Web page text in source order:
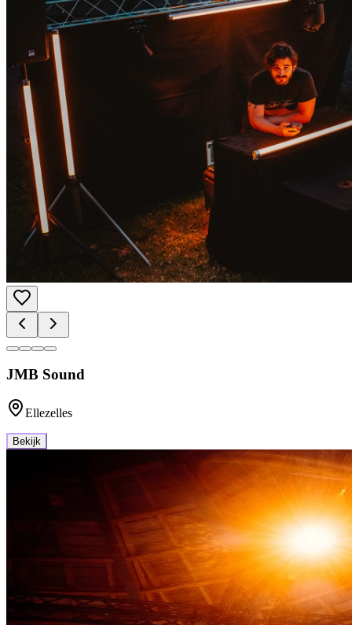
JMB Sound
Ellezelles
Bekijk